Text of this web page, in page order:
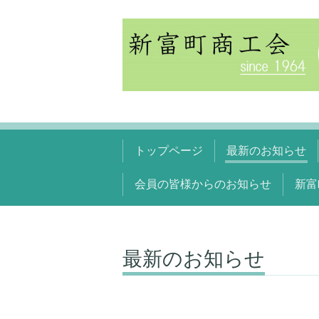
トップページ 最新のお知らせ
会員の皆様からのお知らせ 新
最新のお知らせ